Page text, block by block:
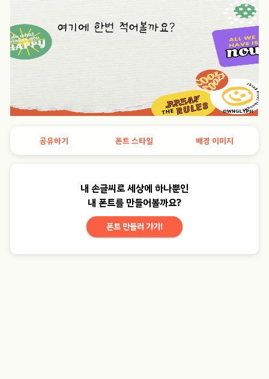
공유하기 폰트 스타일 배경 이미지
내 손글씨로 세상에 하나뿐인
내 폰트를 만들어볼까요?
폰트 만들러 가기!